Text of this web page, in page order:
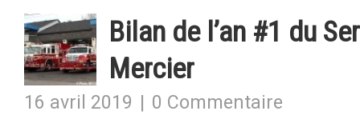
Bilan de l’an #1 du
Mercier
16 avril 2019 0 Commentaire